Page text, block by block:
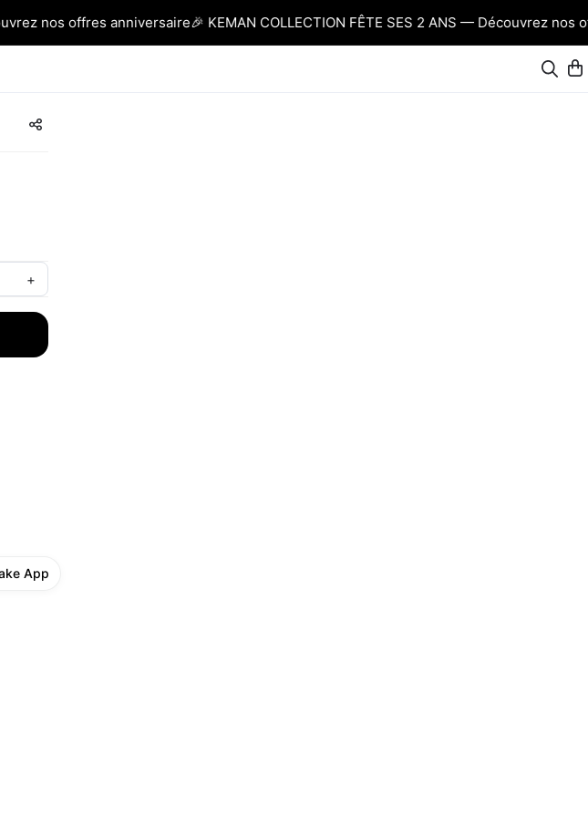
nos offres anniversaire🎉 KEMAN COLLECTION FÊTE SES 2 ANS — Découvrez nos
+
App